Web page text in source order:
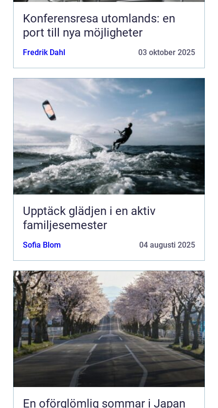
Konferensresa utomlands: en
port till nya möjligheter
Fredrik Dahl 03 oktober 2025
Upptäck glädjen i en aktiv
familjesemester
Sofia Blom 04 augusti 2025
En oförglömlig sommar i Japan